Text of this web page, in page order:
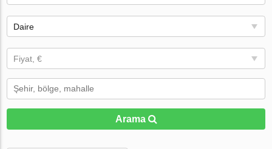
Daire
Fiyat, €
Arama